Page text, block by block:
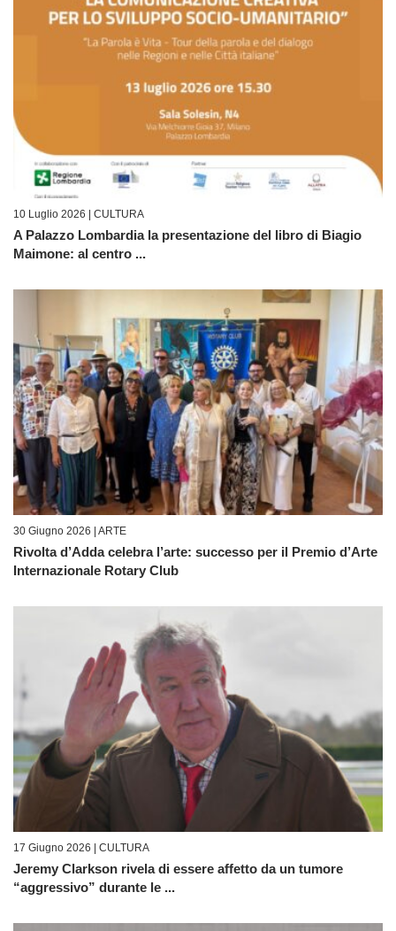
10 Luglio 2026 | CULTURA
A Palazzo Lombardia la presentazione del libro di Biagio
Maimone: al centro ...
30 Giugno 2026 | ARTE
Rivolta d’Adda celebra l’arte: successo per il Premio d’Arte
Internazionale Rotary Club
17 Giugno 2026 | CULTURA
Jeremy Clarkson rivela di essere affetto da un tumore
“aggressivo” durante le ...